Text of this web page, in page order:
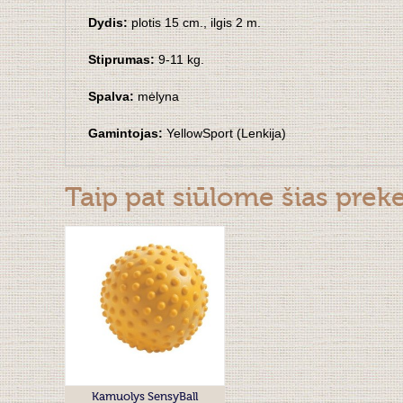
Dydis:plotis 15 cm., ilgis 2 m.
Stiprumas:9-11 kg.
Spalva: mėlyna
Gamintojas:YellowSport (Lenkija)
Taip pat siūlome šias
Kamuolys SensyBall